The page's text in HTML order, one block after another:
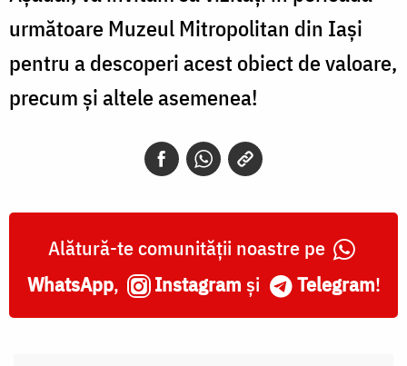
următoare Muzeul Mitropolitan din Iași
pentru a descoperi acest obiect de valoare,
precum și altele asemenea!
Alătură-te comunității noastre pe
WhatsApp, Instagram și Telegram!